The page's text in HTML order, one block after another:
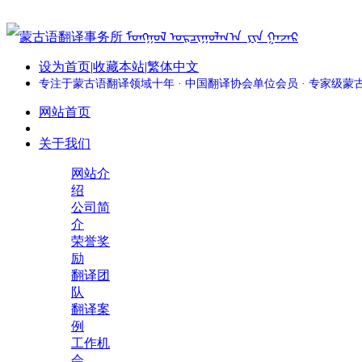
设为首页|收藏本站|繁体中文
专注于蒙古语翻译领域十年 · 中国翻译协会单位会员 · 专家级蒙
网站首页
关于我们
网站介
绍
公司简
介
荣誉奖
励
翻译团
队
翻译案
例
工作机